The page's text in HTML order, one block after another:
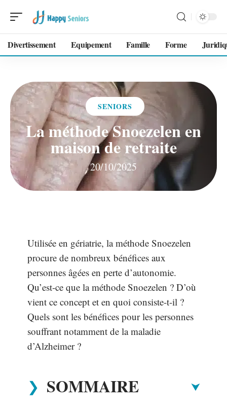
Divertissement Equipement Famille Forme
SENIORS
La méthode Snoezelen en
maison de retraite
20/10/2025
Utilisée en gériatrie, la méthode Snoezelen
procure de nombreux bénéfices aux
personnes âgées en perte d’autonomie.
Qu’est-ce que la méthode Snoezelen ? D’où
vient ce concept et en quoi consiste-t-il ?
Quels sont les bénéfices pour les personnes
souffrant notamment de la maladie
d’Alzheimer ?
SOMMAIRE